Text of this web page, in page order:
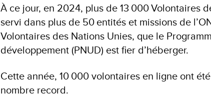
À ce jour, en 2024, plus de 13 000 Volontaires
servi dans plus de 50 entités et missions de
Volontaires des Nations Unies, que le
développement (PNUD) est fier d’héberger.
Cette année, 10 000 volontaires en ligne ont
nombre record.